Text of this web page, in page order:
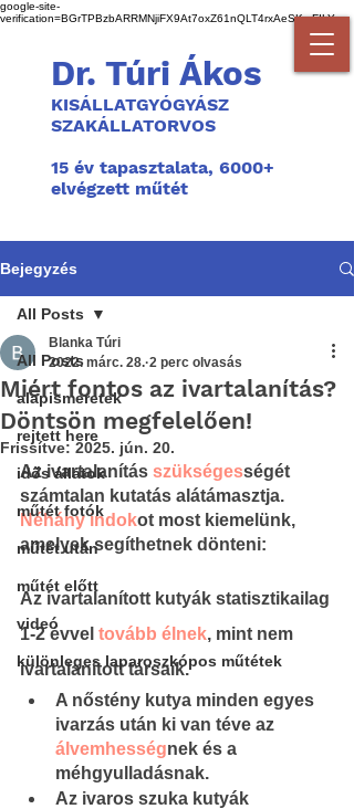
google-site-
verification=BGrTPBzbARRMNjiFX9At7oxZ61nQLT4rxAeSKmFILYg
Dr. Túri Ákos
KISÁLLATGYÓGYÁSZ
SZAKÁLLATORVOS
15 év tapasztalata, 6000+
elvégzett műtét
Bejegyzés
All Posts
alapismeretek
rejtett here
idős állatok
műtét fotók
műtét után
műtét előtt
videó
különleges laparoszkópos műtétek
All Posts
Miért fontos az ivartalanítás?
Döntsön megfelelően!
Blanka Túri
2022. márc. 28. 2 perc olvasás
Frissítve: 2025. jún. 20.
Az ivartalanítás szükségességét
számtalan kutatás alátámasztja.
Néhány indokot most kiemelünk,
amelyek segíthetnek dönteni:
Az ivartalanított kutyák statisztikailag
1-2 évvel tovább élnek, mint nem
ivartalanított társaik.
A nőstény kutya minden egyes
ivarzás után ki van téve az
álvemhességnek és a
méhgyulladásnak.
Az ivaros szuka kutyák